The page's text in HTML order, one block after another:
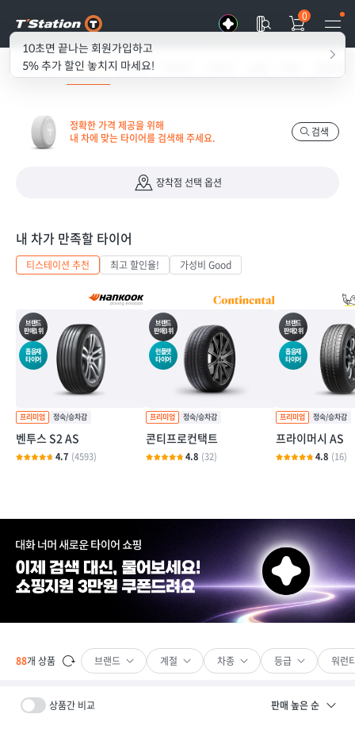
10초면 끝나는 회원가입하고
5% 추가 할인 놓치지 마세요!
0
all my T 타이어 경정비
정확한 가격 제공을 위해
내 차에 맞는 타이어를 검색해 주세요.
검색
장착점 선택 옵션
내 차가 만족할 타이어
티스테이션 추천 최고 할인율! 가성비 Good
브랜드
판매1위
흡음재
타이어
벤투스 S2 AS
4.7 (4593)
브랜드
판매3위
런플랫
타이어
콘티프로컨택트
4.8 (32)
브랜드
판매2위
흡음재
타이어
프라이머시 AS
4.8 (16)
88개 상품 브랜드 계절 차종 등급 워런
상품간 비교